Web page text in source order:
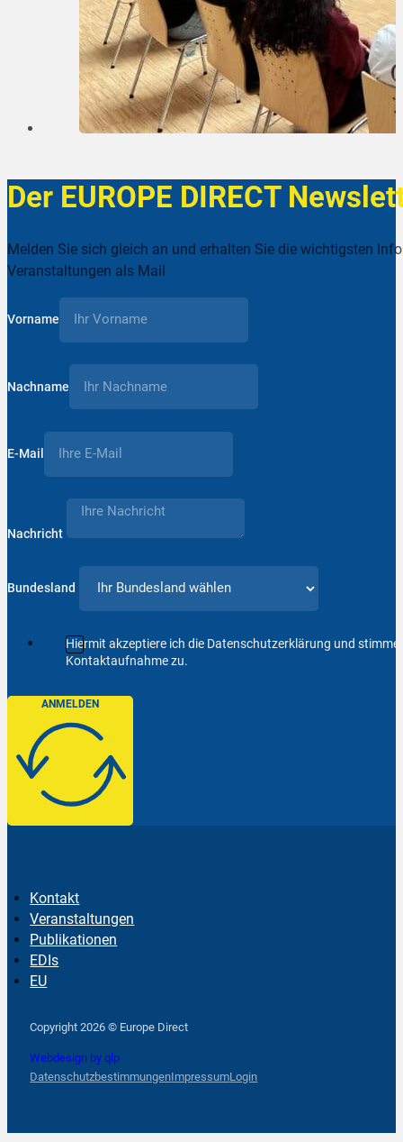
Der EUROPE DIRECT
Melden Sie sich gleich an und erhalten Sie die wichtigsten
Veranstaltungen als Mail
Vorname
Nachname
E-Mail
Nachricht
Bundesland
Hiermit akzeptiere ich die Datenschutzerklärung und
Kontaktaufnahme zu.
ANMELDEN
Kontakt
Veranstaltungen
Publikationen
EDIs
EU
Copyright 2026 © Europe Direct
Webdesign by qlp
DatenschutzbestimmungenImpressumLogin